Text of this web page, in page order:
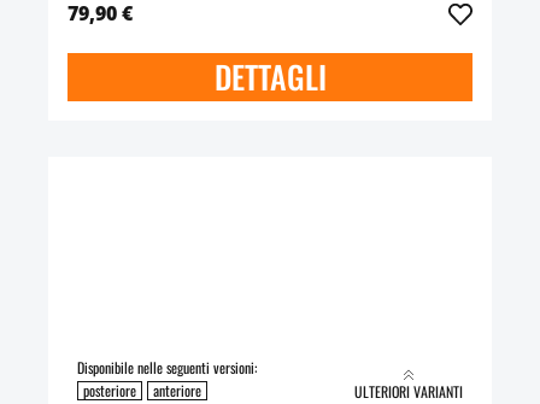
79,90 €
DETTAGLI
Disponibile nelle seguenti versioni:
posteriore
anteriore ULTERIORI VARIANTI